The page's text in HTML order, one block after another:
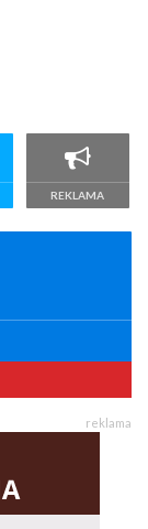
REKLAMA
reklama